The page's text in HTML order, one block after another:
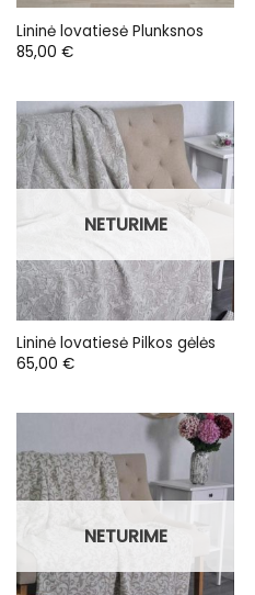
Lininė lovatiesė Plunksnos
85,00 €
NETURIME
Lininė lovatiesė Pilkos gėlės
65,00 €
NETURIME